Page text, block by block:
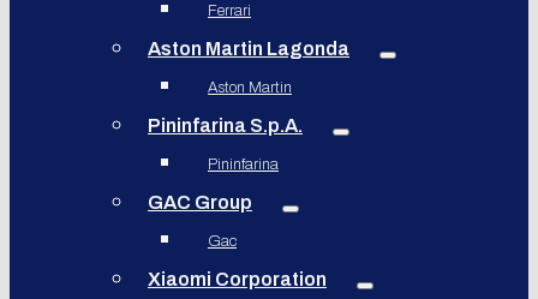
Ferrari
Aston Martin Lagonda
Aston Martin
Pininfarina S.p.A.
Pininfarina
GAC Group
Gac
Xiaomi Corporation